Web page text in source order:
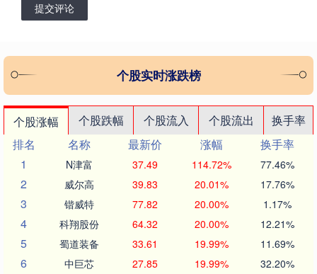
提交评论
个股实时涨跌榜
个股涨幅 个股跌幅 个股流入 个股流出
换手率
排名
名称 最新价 涨幅
换手率
1
N津富 37.49 114.72% 77.46%
2 威尔高 39.83 20.01% 17.76%
3 锴威特 77.82 20.00% 1.17%
4 科翔股份 64.32 20.00% 12.21%
5 蜀道装备 33.61 19.99% 11.69%
6 中巨芯 27.85 19.99% 32.20%